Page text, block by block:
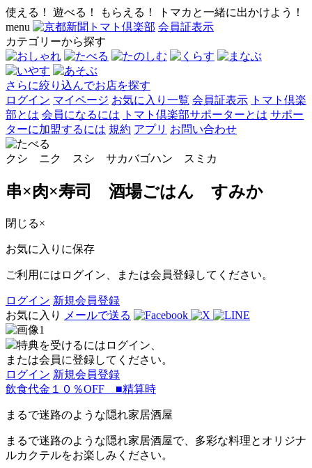
使える！ 遊べる！ もらえる！ トマカと一緒に出かけよう！
menu
会員証表示
カテゴリーから探す
さらに絞り込んでお店を探す
ログイン マイページ お気に入り一覧 会員証表示 トマト倶楽
部とは 会員になるには トマト倶楽部サポーターとは サポー
ターに加盟するには 規約 アプリ お問い合わせ
クシ ニク スシ サカバゴハン スミカ
串×肉×寿司 酒場ごはん すみか
閉じる×
お気に入りに保存
ご利用にはログイン、または会員登録してください。
ログイン 新規会員登録
お気に入り
メールで送る
特典を受けるにはログイン、
または会員に登録してください。
ログイン 新規会員登録
飲食代金１０％OFF ■精算時
まるで迷路のような隠れ家居酒屋
まるで迷路のような隠れ家居酒屋で、多彩な料理とオリジナ
ルカクテルをお楽しみください。